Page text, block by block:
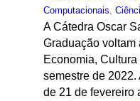
Computacionais
A Cátedra Oscar
Graduação voltam
Economia,
semestre de 2022.
de 21 de fevereiro